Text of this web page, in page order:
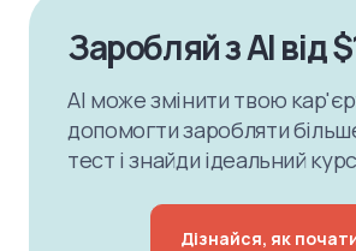
Заробляй з AI від
AI може змінити твою
допомогти заробляти
тест і знайди ідеальний
Дізнайся, як